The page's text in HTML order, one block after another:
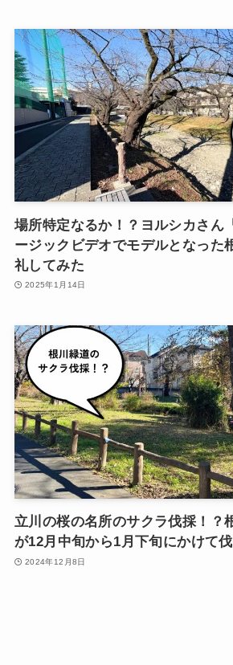
場所特定なるか！？ヨルシカさん
ージックビデオでモデルとなった
礼してみた
2025年1月14日
立川の桜の名所のサクラ伐採！？
が12月中旬から1月下旬にかけて
2024年12月8日